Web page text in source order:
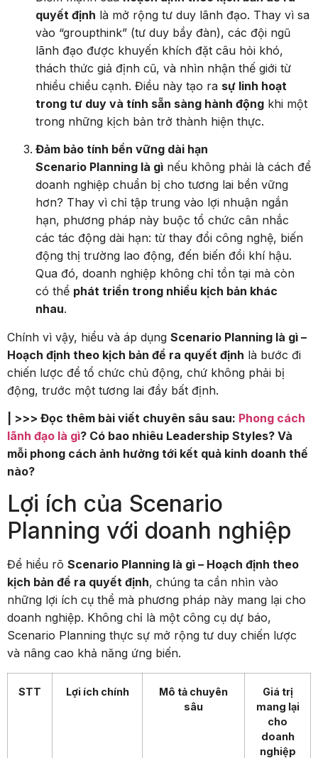
quyết định là mở rộng tư duy lãnh đạo. Thay vì sa
vào “groupthink” (tư duy bầy đàn), các đội ngũ
lãnh đạo được khuyến khích đặt câu hỏi khó,
thách thức giả định cũ, và nhìn nhận thế giới từ
nhiều chiều cạnh. Điều này tạo ra sự linh hoạt
trong tư duy và tính sẵn sàng hành động khi một
trong những kịch bản trở thành hiện thực.
Đảm bảo tính bền vững dài hạn
Scenario Planning là gì nếu không phải là cách để
doanh nghiệp chuẩn bị cho tương lai bền vững
hơn? Thay vì chỉ tập trung vào lợi nhuận ngắn
hạn, phương pháp này buộc tổ chức cân nhắc
các tác động dài hạn: từ thay đổi công nghệ, biến
động thị trường lao động, đến biến đổi khí hậu.
Qua đó, doanh nghiệp không chỉ tồn tại mà còn
có thể phát triển trong nhiều kịch bản khác
nhau
Chính vì vậy, hiểu và áp dụng Scenario Planning là gì –
Hoạch định theo kịch bản để ra quyết định là bước đi
chiến lược để tổ chức chủ động, chứ không phải bị
động, trước một tương lai đầy bất định.
| >>> Đọc thêm bài viết chuyên sâu sau: Phong cách
lãnh đạo là gì? Có bao nhiêu Leadership Styles? Và
mỗi phong cách ảnh hưởng tới kết quả kinh doanh thế
nào?
Lợi ích của Scenario
Planning với doanh nghiệp
Để hiểu rõ Scenario Planning là gì – Hoạch định theo
kịch bản để ra quyết định , chúng ta cần nhìn vào
những lợi ích cụ thể mà phương pháp này mang lại cho
doanh nghiệp. Không chỉ là một công cụ dự báo,
Scenario Planning thực sự mở rộng tư duy chiến lược
và nâng cao khả năng ứng biến.
STT Lợi ích chính
Mô tả chuyên
sâu
Giá trị
mang lại
cho
doanh
nghiệp